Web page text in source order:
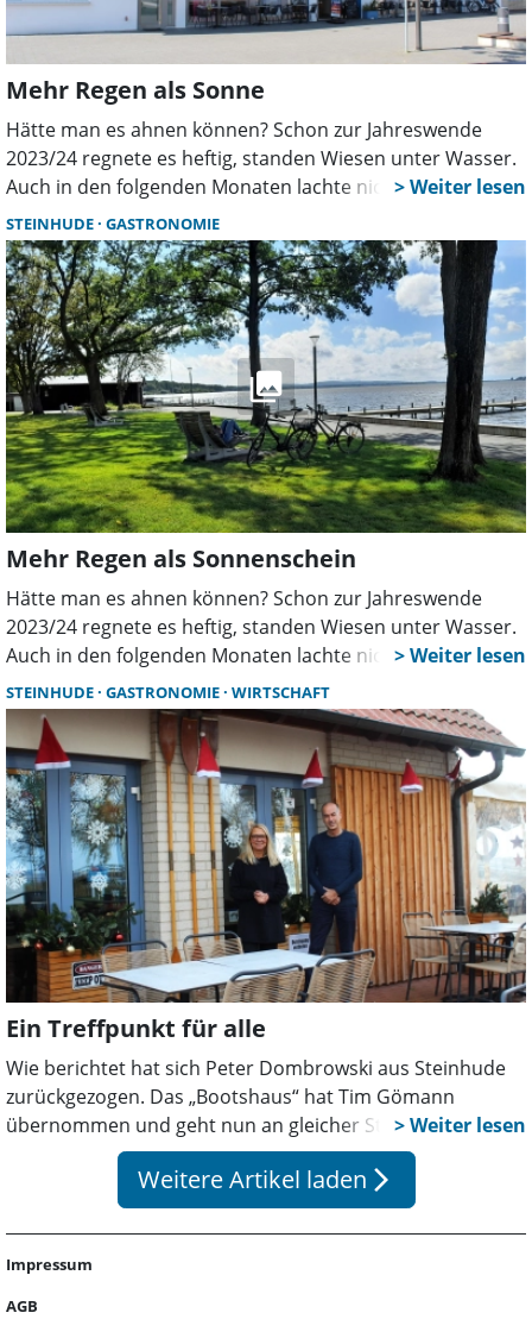
Mehr Regen als Sonne
Hätte man es ahnen können? Schon zur Jahreswende
2023/24 regnete es heftig, standen Wiesen unter Wasser.
Auch in den folgenden Monaten lachte nicht immer die
Sonne von einem strahlend blauen Himmel. Eine
Herausforderung für die Außengastronomie
STEINHUDE GASTRONOMIE
Mehr Regen als Sonnenschein
Hätte man es ahnen können? Schon zur Jahreswende
2023/24 regnete es heftig, standen Wiesen unter Wasser.
Auch in den folgenden Monaten lachte nicht immer die
Sonne von einem strahlend blauen Himmel. Was für den
Wasserstand des Steinhuder Meeres gut war und sicher
so manchen Freizeitkapitän erfreut hat, war eine
Herausforderung für die Außengastronomie und beliebte
Ausflugsziele. Im Gespräch mit dieser Zeitung zieht
Dennis Karle, der zusammen mit seinem Partner drei
Hotels und die Gastronomie auf dem Wilhelmstein
betreibt, Bilanz.
STEINHUDE GASTRONOMIE WIRTSCHAFT
Ein Treffpunkt für alle
Wie berichtet hat sich Peter Dombrowski aus Steinhude
zurückgezogen. Das „Bootshaus“ hat Tim Gömann
übernommen und geht nun an gleicher Stelle neue Wege.
Weitere Artikel laden arrow_forward_ios
Impressum
AGB